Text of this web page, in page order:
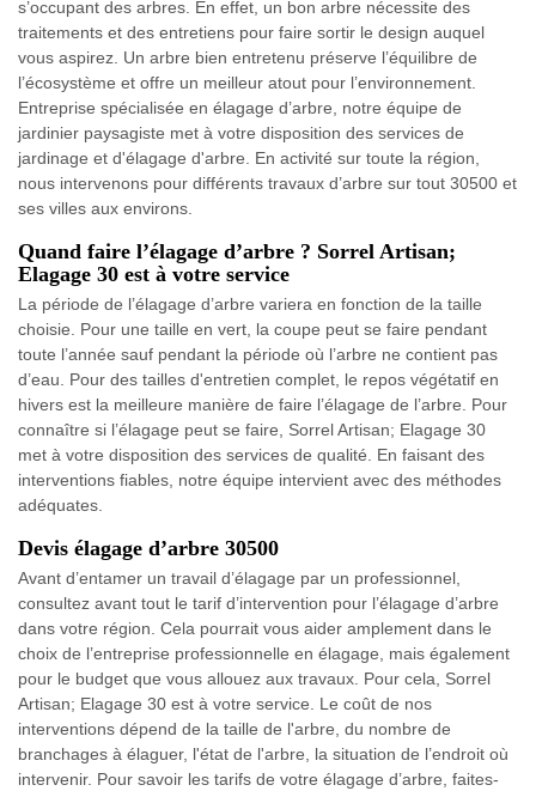
s’occupant des arbres. En effet, un bon arbre nécessite des
traitements et des entretiens pour faire sortir le design auquel
vous aspirez. Un arbre bien entretenu préserve l’équilibre de
l’écosystème et offre un meilleur atout pour l’environnement.
Entreprise spécialisée en élagage d’arbre, notre équipe de
jardinier paysagiste met à votre disposition des services de
jardinage et d'élagage d'arbre. En activité sur toute la région,
nous intervenons pour différents travaux d’arbre sur tout 30500 et
ses villes aux environs.
Quand faire l’élagage d’arbre ? Sorrel Artisan;
Elagage 30 est à votre service
La période de l’élagage d’arbre variera en fonction de la taille
choisie. Pour une taille en vert, la coupe peut se faire pendant
toute l’année sauf pendant la période où l’arbre ne contient pas
d’eau. Pour des tailles d'entretien complet, le repos végétatif en
hivers est la meilleure manière de faire l’élagage de l’arbre. Pour
connaître si l’élagage peut se faire, Sorrel Artisan; Elagage 30
met à votre disposition des services de qualité. En faisant des
interventions fiables, notre équipe intervient avec des méthodes
adéquates.
Devis élagage d’arbre 30500
Avant d’entamer un travail d’élagage par un professionnel,
consultez avant tout le tarif d’intervention pour l’élagage d’arbre
dans votre région. Cela pourrait vous aider amplement dans le
choix de l’entreprise professionnelle en élagage, mais également
pour le budget que vous allouez aux travaux. Pour cela, Sorrel
Artisan; Elagage 30 est à votre service. Le coût de nos
interventions dépend de la taille de l'arbre, du nombre de
branchages à élaguer, l'état de l'arbre, la situation de l’endroit où
intervenir. Pour savoir les tarifs de votre élagage d’arbre, faites-